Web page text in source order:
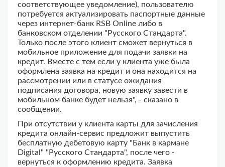
соответствующее уведомление), пользователю
потребуется актуализировать паспортные данные
через интернет-банк RSB Online либо в
банковском отделении "Русского Стандарта".
Только после этого клиент сможет вернуться в
мобильное приложение для подачи заявки на
кредит. Вместе с тем если у клиента уже была
оформлена заявка на кредит и она находится на
рассмотрении или в статусе ожидания
подписания договора, новую заявку завести в
мобильном банке будет нельзя", - сказано в
сообщении.
При отсутствии у клиента карты для зачисления
кредита онлайн-сервис предложит выпустить
бесплатную дебетовую карту "Банк в кармане
Digital" "Русского Стандарта", после чего -
вернуться к оформлению кредита. Заявка